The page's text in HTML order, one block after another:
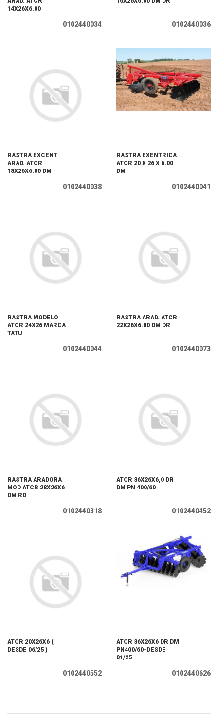
14X26X6.00
0102440034 0102440036
RASTRA EXCENT
ARAD. ATCR
18X26X6.00 DM
0102440038
RASTRA EXENTRICA
ATCR 20 X 26 X 6.00
DM
0102440041
RASTRA MODELO
ATCR 24X26 MARCA
TATU
0102440044
RASTRA ARAD. ATCR
22X26X6.00 DM DR
0102440073
RASTRA ARADORA
MOD ATCR 28X26X6
DM RD
0102440318
ATCR 36X26X6,0 DR
DM PN 400/60
0102440452
ATCR 20X26X6 (
DESDE 06/25 )
0102440552
ATCR 36X26X6 DR DM
PN400/60-DESDE
01/25
0102440626